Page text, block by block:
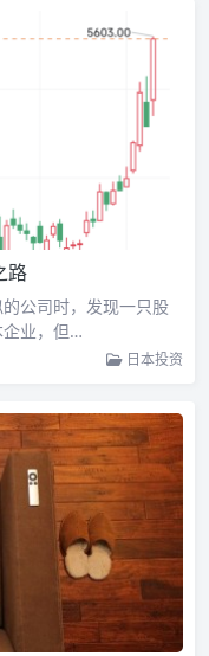
路
公司时，发现一只股
企业，但…
日本投资